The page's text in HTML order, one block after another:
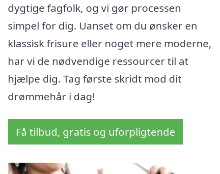
dygtige fagfolk, og vi gør processen
simpel for dig. Uanset om du ønsker en
klassisk frisure eller noget mere moderne,
har vi de nødvendige ressourcer til at
hjælpe dig. Tag første skridt mod dit
drømmehår i dag!
Få tilbud, gratis og uforpligtende